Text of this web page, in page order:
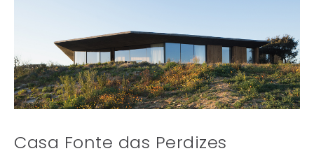
Casa Fonte das Perdizes